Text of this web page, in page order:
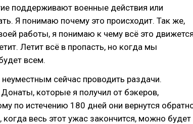
поддерживают военные действия или
Я понимаю почему это происходит. Так же,
работы, я понимаю к чему всё это
Летит всё в пропасть, но когда мы
всем.
сейчас проводить раздачи.
которые я получил от бэкеров,
по истечению 180 дней они вернутся
весь этот ужас закончится, можно будет